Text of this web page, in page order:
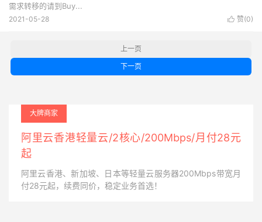
需求转移的请到Buy...
 赞(0)
2021-05-28
上一页
下一页
大牌商家
阿里云香港轻量云/2核心/200Mbps/月付28元
起
阿里云香港、新加坡、日本等轻量云服务器200Mbps带宽月
付28元起，续费同价，稳定业务首选！